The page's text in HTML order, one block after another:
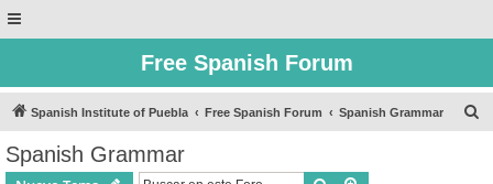
Free Spanish Forum
Spanish Institute of Puebla Free Spanish Forum Spanish Grammar
Spanish Grammar